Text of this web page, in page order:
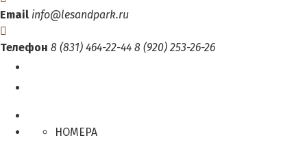
Email info@lesandpark.ru
Телефон 8 (831) 464-22-44 8 (920) 253-26-26
НОМЕРА